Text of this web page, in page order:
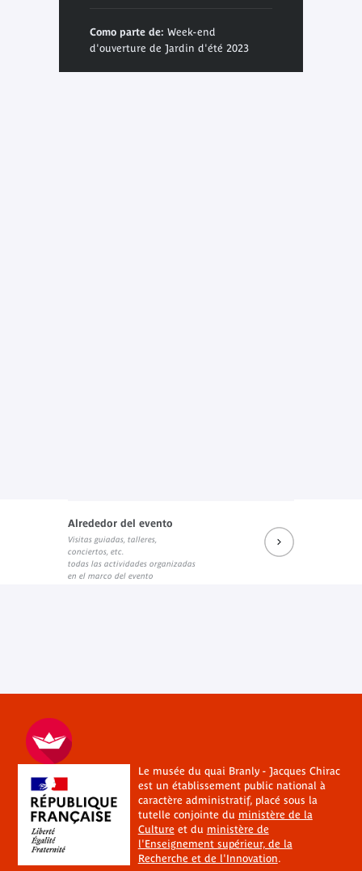
Como parte de: Week-end
d'ouverture de Jardin d'été 2023
Alrededor del evento
Visitas guiadas, talleres,
conciertos, etc.
todas las actividades organizadas
en el marco del evento
Le musée du quai Branly - Jacques Chirac
est un établissement public national à
caractère administratif, placé sous la
tutelle conjointe du ministère de la
Cultureet du ministère de
l'Enseignement supérieur, de la
Recherche et de l'Innovation.